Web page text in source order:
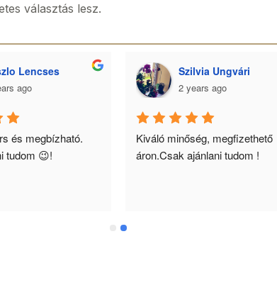
választás lesz.
Lencses
ago
és megbízható.
tudom 😉!
Szilvia Ungvári
2 years ago
Kiváló minőség, megfizethető
áron.Csak ajánlani tudom !